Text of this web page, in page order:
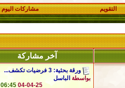
التقويم مشاركات اليوم
آخر مشاركة
ورقة بحثية: 3 فرضيات تكشف...
بواسطة الباسل
04-04-25
06:45 AM